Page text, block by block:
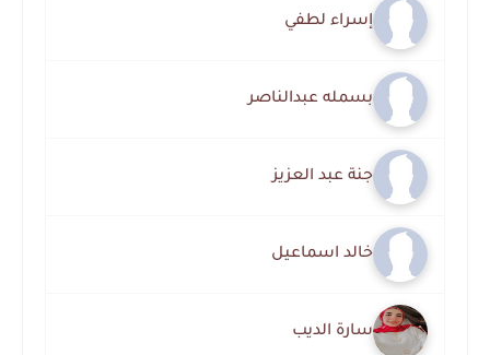
إسراء لطفي
بسمله عبدالناصر
جنة عبد العزيز
خالد اسماعيل
سارة الديب